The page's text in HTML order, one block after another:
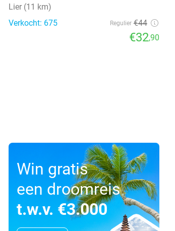
Lier (11 km)
Verkocht: 675
Regulier €44
€32,90
Win gratis
een droomreis
t.w.v. €3.000